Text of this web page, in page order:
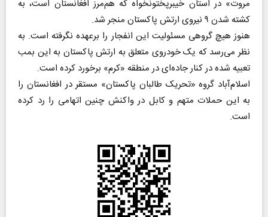
مروت» در استان خیبرپختونخواه که هم‌مرز افغانستان است، به
کشته شدن ۹ نیروی ارتش پاکستان منجر شد.
هنوز هیچ گروهی مسئولیت این انفجار را برعهده نگرفته است. به
نظر می‌رسد که یک خودروی متعلق به ارتش پاکستان به این بمب
تعبیه شده در کنار جاده‌ای در منطقه «کرم» برخورد کرده است.
اسلام‌آباد گروه «تحریک طالبان پاکستان» مستقر در افغانستان را
به این حملات متهم و کابل در واکنش چنین اتهامی را رد کرده
است.